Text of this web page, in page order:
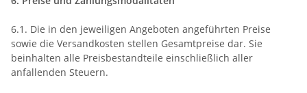
6.1. Die in den jeweiligen Angeboten angeführten Preise
sowie die Versandkosten stellen Gesamtpreise dar. Sie
beinhalten alle Preisbestandteile einschließlich aller
anfallenden Steuern.